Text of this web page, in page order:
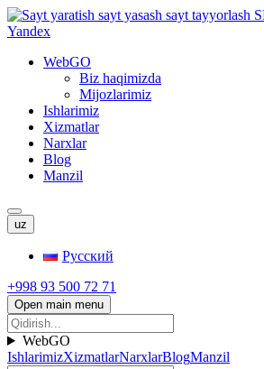
WebGO
Biz haqimizda
Mijozlarimiz
Ishlarimiz
Xizmatlar
Narxlar
Blog
Manzil
uz
Русский
+998 93 500 72 71
Open main menu
WebGO
IshlarimizXizmatlarNarxlarBlogManzil